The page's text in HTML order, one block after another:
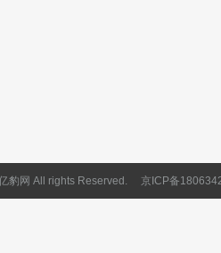
豹网 All rights Reserved. 京ICP备